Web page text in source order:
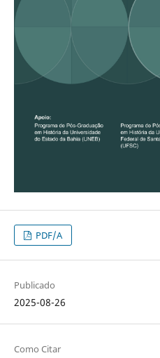
PDF/A
Publicado
2025-08-26
Como Citar